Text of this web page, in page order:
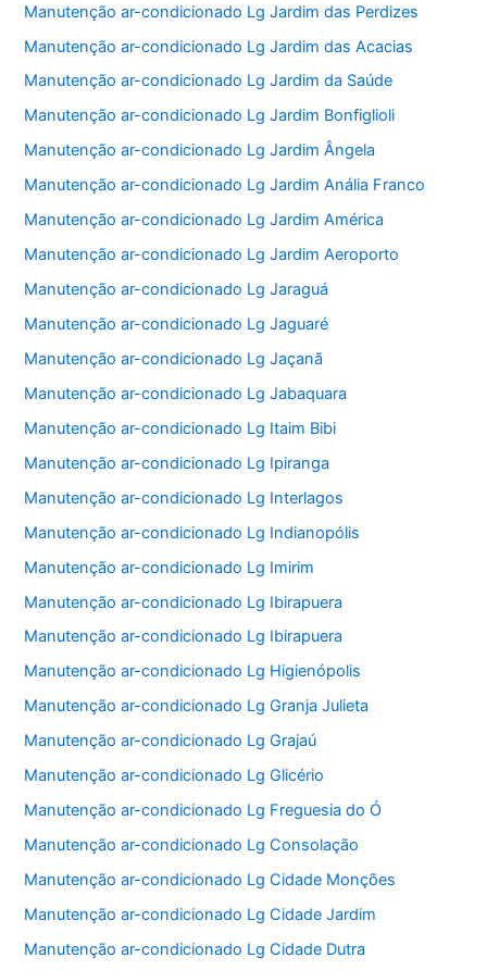
Manutenção ar-condicionado Lg Jardim das Perdizes
Manutenção ar-condicionado Lg Jardim das Acacias
Manutenção ar-condicionado Lg Jardim da Saúde
Manutenção ar-condicionado Lg Jardim Bonfiglioli
Manutenção ar-condicionado Lg Jardim Ângela
Manutenção ar-condicionado Lg Jardim Anália Franco
Manutenção ar-condicionado Lg Jardim América
Manutenção ar-condicionado Lg Jardim Aeroporto
Manutenção ar-condicionado Lg Jaraguá
Manutenção ar-condicionado Lg Jaguaré
Manutenção ar-condicionado Lg Jaçanã
Manutenção ar-condicionado Lg Jabaquara
Manutenção ar-condicionado Lg Itaim Bibi
Manutenção ar-condicionado Lg Ipiranga
Manutenção ar-condicionado Lg Interlagos
Manutenção ar-condicionado Lg Indianopólis
Manutenção ar-condicionado Lg Imirim
Manutenção ar-condicionado Lg Ibirapuera
Manutenção ar-condicionado Lg Ibirapuera
Manutenção ar-condicionado Lg Higienópolis
Manutenção ar-condicionado Lg Granja Julieta
Manutenção ar-condicionado Lg Grajaú
Manutenção ar-condicionado Lg Glicério
Manutenção ar-condicionado Lg Freguesia do Ó
Manutenção ar-condicionado Lg Consolação
Manutenção ar-condicionado Lg Cidade Monções
Manutenção ar-condicionado Lg Cidade Jardim
Manutenção ar-condicionado Lg Cidade Dutra